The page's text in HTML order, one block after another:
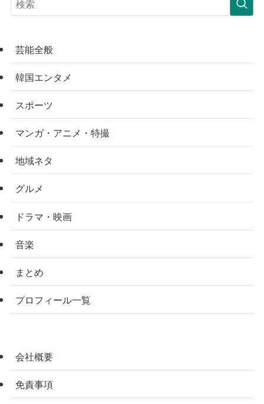
芸能全般
韓国エンタメ
スポーツ
マンガ・アニメ・特撮
地域ネタ
グルメ
ドラマ・映画
音楽
まとめ
プロフィール一覧
会社概要
免責事項